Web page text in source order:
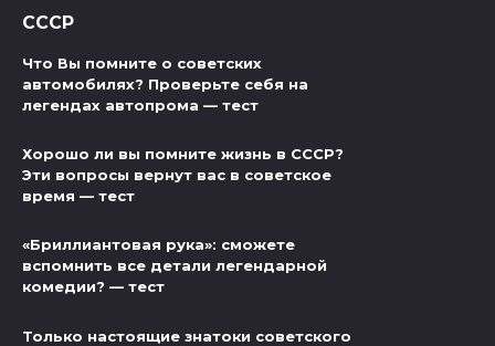
СССР
Что Вы помните о советских
автомобилях? Проверьте себя на
легендах автопрома — тест
Хорошо ли вы помните жизнь в СССР?
Эти вопросы вернут вас в советское
время — тест
«Бриллиантовая рука»: сможете
вспомнить все детали легендарной
комедии? — тест
Только настоящие знатоки советского